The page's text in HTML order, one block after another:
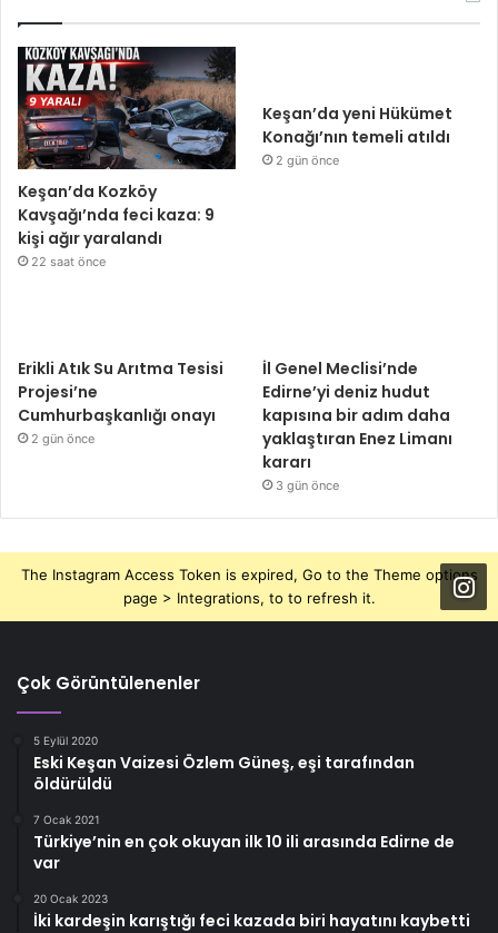
Keşan’da Kozköy
Kavşağı’nda feci kaza: 9
kişi ağır yaralandı
22 saat önce
Keşan’da yeni Hükümet
Konağı’nın temeli atıldı
2 gün önce
Erikli Atık Su Arıtma Tesisi
Projesi’ne
Cumhurbaşkanlığı onayı
2 gün önce
İl Genel Meclisi’nde
Edirne’yi deniz hudut
kapısına bir adım daha
yaklaştıran Enez Limanı
kararı
3 gün önce
The Instagram Access Token is expired, Go to the Theme options
page > Integrations, to to refresh it.
Çok Görüntülenenler
5 Eylül 2020
Eski Keşan Vaizesi Özlem Güneş, eşi tarafından
öldürüldü
7 Ocak 2021
Türkiye’nin en çok okuyan ilk 10 ili arasında Edirne de
var
20 Ocak 2023
İki kardeşin karıştığı feci kazada biri hayatını kaybetti